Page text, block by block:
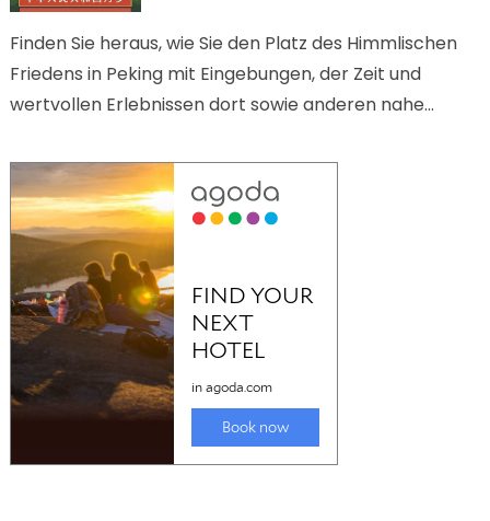
Finden Sie heraus, wie Sie den Platz des Himmlischen
Friedens in Peking mit Eingebungen, der Zeit und
wertvollen Erlebnissen dort sowie anderen nahe